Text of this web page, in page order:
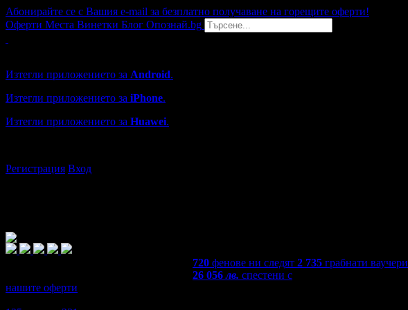
Абонирайте се с Вашия e-mail за безплатно получаване на горещите оферти!
Оферти Места Винетки Блог Опознай.bg
Изтегли приложението за Android.
Изтегли приложението за iPhone.
Изтегли приложението за Huawei.
Регистрация Вход
720 фенове ни следят 2 735 грабнати ваучери
26 056лв. спестени с
нашите оферти